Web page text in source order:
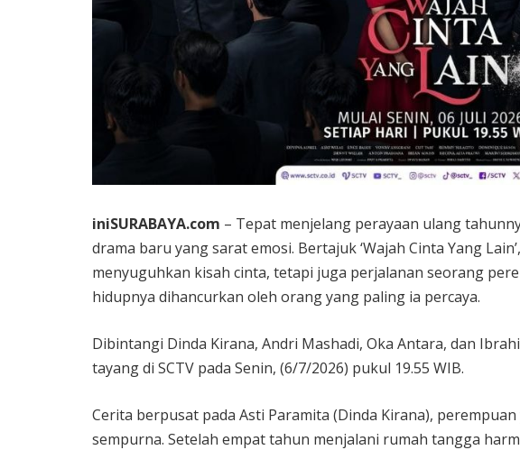
iniSURABAYA.com – Tepat menjelang perayaan ulang
drama baru yang sarat emosi. Bertajuk ‘Wajah Cinta Yang
menyuguhkan kisah cinta, tetapi juga perjalanan seorang
hidupnya dihancurkan oleh orang yang paling ia percaya.
Dibintangi Dinda Kirana, Andri Mashadi, Oka Antara, dan
tayang di SCTV pada Senin, (6/7/2026) pukul 19.55 WIB.
Cerita berpusat pada Asti Paramita (Dinda Kirana),
sempurna. Setelah empat tahun menjalani rumah tangga